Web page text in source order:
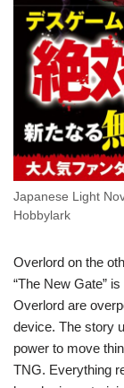
Japanese Light
Hobbylark
Overlord on the
“The New Gate”
Overlord are
device. The story
power to move
TNG. Everything